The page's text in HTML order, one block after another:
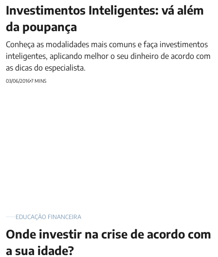
Investimentos Inteligentes: vá além
da poupança
Conheça as modalidades mais comuns e faça investimentos
inteligentes, aplicando melhor o seu dinheiro de acordo com
as dicas do especialista.
03/06/20167 MINS
EDUCAÇÃO FINANCEIRA
Onde investir na crise de acordo com
a sua idade?